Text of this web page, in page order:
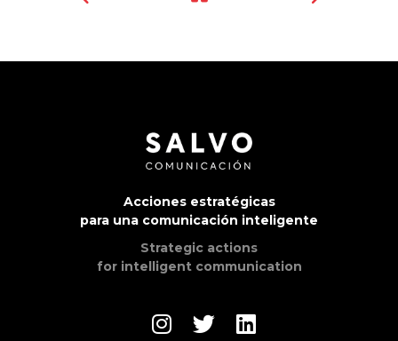
Acciones estratégicas
para una comunicación inteligente
Strategic actions
for intelligent communication